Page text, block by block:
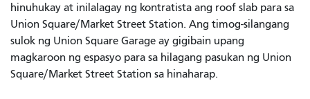
hinuhukay at inilalagay ng kontratista ang roof slab para sa
Union Square/Market Street Station. Ang timog-silangang
sulok ng Union Square Garage ay gigibain upang
magkaroon ng espasyo para sa hilagang pasukan ng Union
Square/Market Street Station sa hinaharap.